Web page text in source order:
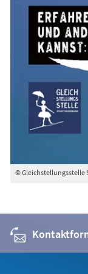
© Gleichstellungsstelle